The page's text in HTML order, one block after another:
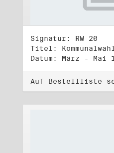
Signatur: RW 20
Titel:
Datum: März - Mai
Auf Bestellliste